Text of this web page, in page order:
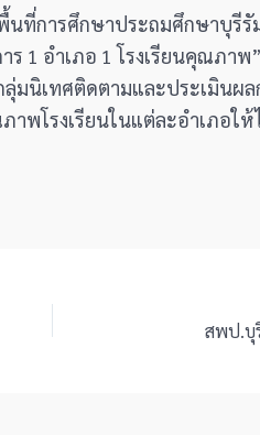
ที่การศึกษาประถมศึกษาบุรีรั
1 อำเภอ 1 โรงเรียนคุณภา
มนิเทศติดตามและประเมินผ
พโรงเรียนในแต่ละอำเภอใ